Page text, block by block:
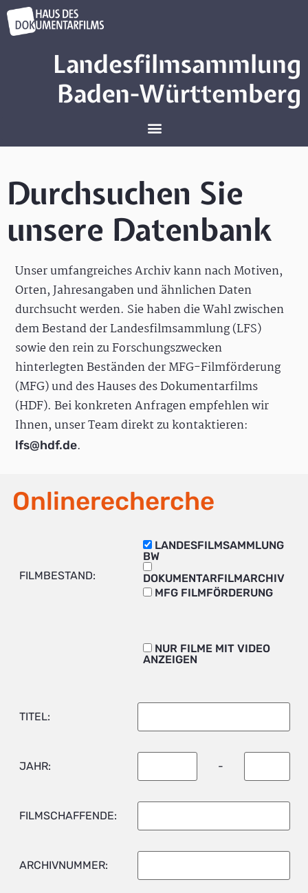
Landesfilmsammlung
Baden-Württemberg
Durchsuchen Sie
unsere Datenbank
Unser umfangreiches Archiv kann nach Motiven,
Orten, Jahresangaben und ähnlichen Daten
durchsucht werden. Sie haben die Wahl zwischen
dem Bestand der Landesfilmsammlung (LFS)
sowie den rein zu Forschungszwecken
hinterlegten Beständen der MFG-Filmförderung
(MFG) und des Hauses des Dokumentarfilms
(HDF). Bei konkreten Anfragen empfehlen wir
Ihnen, unser Team direkt zu kontaktieren:
lfs@hdf.de.
Onlinerecherche
FILMBESTAND:
LANDESFILMSAMMLUNG
BW
DOKUMENTARFILMARCHIV
MFG FILMFÖRDERUNG
NUR FILME MIT VIDEO
ANZEIGEN
TITEL:
JAHR: -
FILMSCHAFFENDE:
ARCHIVNUMMER: